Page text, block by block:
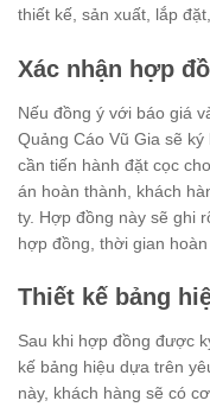
thiết kế, sản xuất, lắp
Xác nhận hợp
Nếu đồng ý với báo giá
Quảng Cáo Vũ Gia sẽ
cần tiến hành đặt cọc
án hoàn thành, khách
ty. Hợp đồng này sẽ ghi
hợp đồng, thời gian
Thiết kế bảng
Sau khi hợp đồng được
kế bảng hiệu dựa trên
này, khách hàng sẽ có